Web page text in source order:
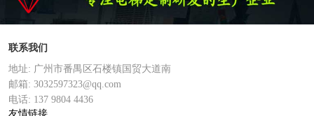
联系我们
地址: 广州市番禺区石楼镇国贸大道南
邮箱: 3032597323@qq.com
电话: 137 9804 4436
友情链接